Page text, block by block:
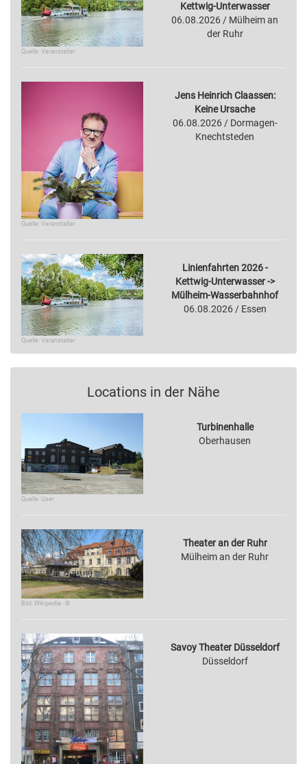
Quelle: Veranstalter
Kettwig-Unterwasser
06.08.2026 / Mülheim an
der Ruhr
Quelle: Veranstalter
Jens Heinrich Claassen:
Keine Ursache
06.08.2026 / Dormagen-
Knechtsteden
Quelle: Veranstalter
Linienfahrten 2026 -
Kettwig-Unterwasser ->
Mülheim-Wasserbahnhof
06.08.2026 / Essen
Locations in der Nähe
Quelle: User
Turbinenhalle
Oberhausen
Bild: Wikipedia · ©
Theater an der Ruhr
Mülheim an der Ruhr
Savoy Theater Düsseldorf
Düsseldorf